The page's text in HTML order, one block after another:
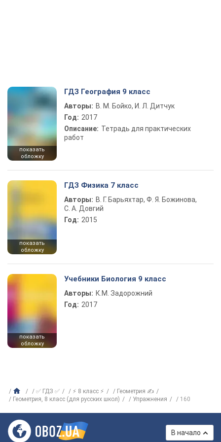
показать
обложку
ГДЗ География 9 класс
Авторы: В. М. Бойко, И. Л. Дитчук
Год: 2017
Описание: Тетрадь для практических
работ
показать
обложку
ГДЗ Физика 7 класс
Авторы: В. Г. Барьяхтар, Ф. Я. Божинова,
С. А. Довгий
Год: 2015
показать
обложку
Учебники Биология 9 класс
Авторы: К.М. Задорожний
Год: 2017
✅ ГДЗ ✅ ⚡ 8 класс ⚡
Геометрия ✍
Геометрия, 8 класс (для русских школ)
Упражнения 160
В начало